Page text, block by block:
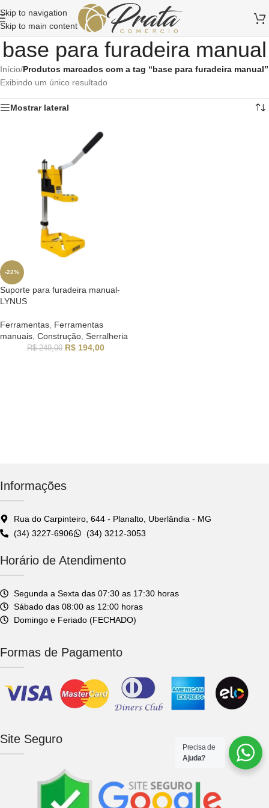
Skip to navigation
Skip to main content
base para furadeira manual
Início/Produtos marcados com a tag “base para furadeira manual”
Exibindo um único resultado
Mostrar lateral
-22%
Suporte para furadeira manual-
LYNUS
Ferramentas Ferramentas
manuais Construção Serralheria
R$249,00 R$ 194,00
Informações
Rua do Carpinteiro, 644 - Planalto, Uberlândia - MG
(34) 3227-6906
(34) 3212-3053
Horário de Atendimento
Segunda a Sexta das 07:30 as 17:30 horas
Sábado das 08:00 as 12:00 horas
Domingo e Feriado (FECHADO)
Formas de Pagamento
Site Seguro
Precisa de
Ajuda?